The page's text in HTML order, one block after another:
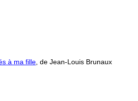
à ma fille, de Jean-Louis Brunaux